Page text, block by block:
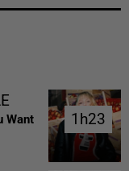
Want 1h23
1h23